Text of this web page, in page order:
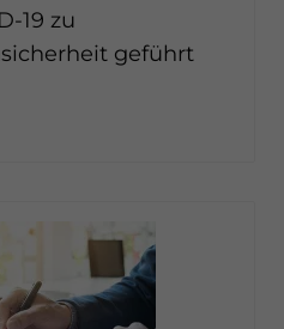
19 zu
geführt